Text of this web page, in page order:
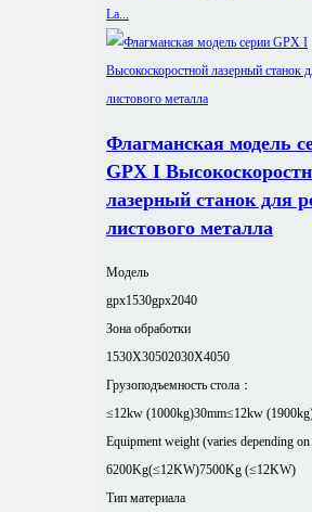
Флагманская модель
GPX I
лазерный станок для
листового металла
Модель
gpx1530gpx2040
Зона обработки
1530X30502030X4050
Грузоподъемность стола：
≤12kw (1000kg)30mm≤12kw
Equipment weight (varies depending
6200Kg(≤12KW)7500Kg (≤12KW)
Тип материала